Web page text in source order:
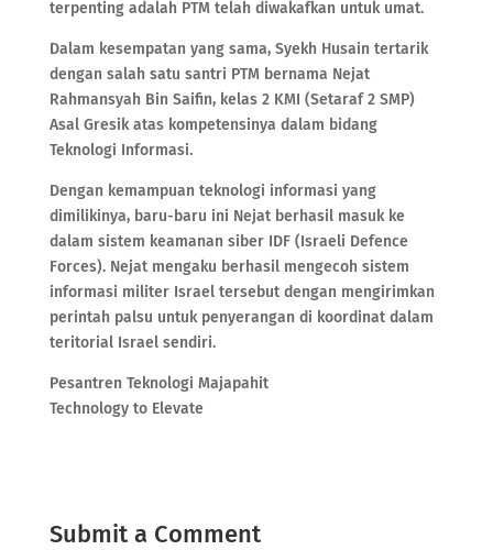
terpenting adalah PTM telah diwakafkan untuk umat.
Dalam kesempatan yang sama, Syekh Husain tertarik
dengan salah satu santri PTM bernama Nejat
Rahmansyah Bin Saifin, kelas 2 KMI (Setaraf 2 SMP)
Asal Gresik atas kompetensinya dalam bidang
Teknologi Informasi.
Dengan kemampuan teknologi informasi yang
dimilikinya, baru-baru ini Nejat berhasil masuk ke
dalam sistem keamanan siber IDF (Israeli Defence
Forces). Nejat mengaku berhasil mengecoh sistem
informasi militer Israel tersebut dengan mengirimkan
perintah palsu untuk penyerangan di koordinat dalam
teritorial Israel sendiri.
Pesantren Teknologi Majapahit
Technology to Elevate
Submit a Comment